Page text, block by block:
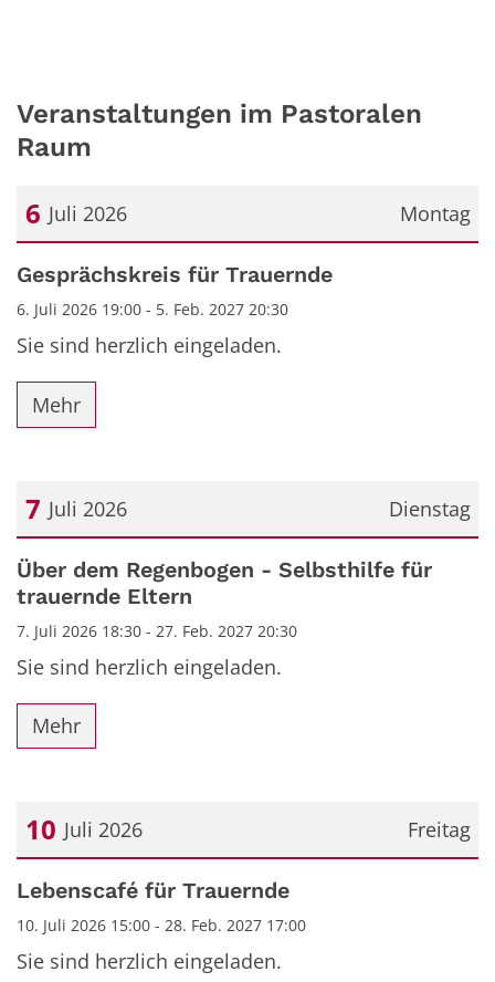
Veranstaltungen im Pastoralen
Raum
Montag
6 Juli 2026
Datum: 6. Juli 2026
Gesprächskreis für Trauernde
6. Juli 2026 19:00 - 5. Feb. 2027 20:30
Sie sind herzlich eingeladen.
Mehr
Dienstag
7 Juli 2026
Datum: 7. Juli 2026
Über dem Regenbogen - Selbsthilfe für
trauernde Eltern
7. Juli 2026 18:30 - 27. Feb. 2027 20:30
Sie sind herzlich eingeladen.
Mehr
Freitag
10 Juli 2026
Datum: 10. Juli 2026
Lebenscafé für Trauernde
10. Juli 2026 15:00 - 28. Feb. 2027 17:00
Sie sind herzlich eingeladen.